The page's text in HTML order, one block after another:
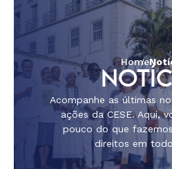
Home
Acompanhe as últimas
ações da CESE. Aqui,
pouco do que
direitos em